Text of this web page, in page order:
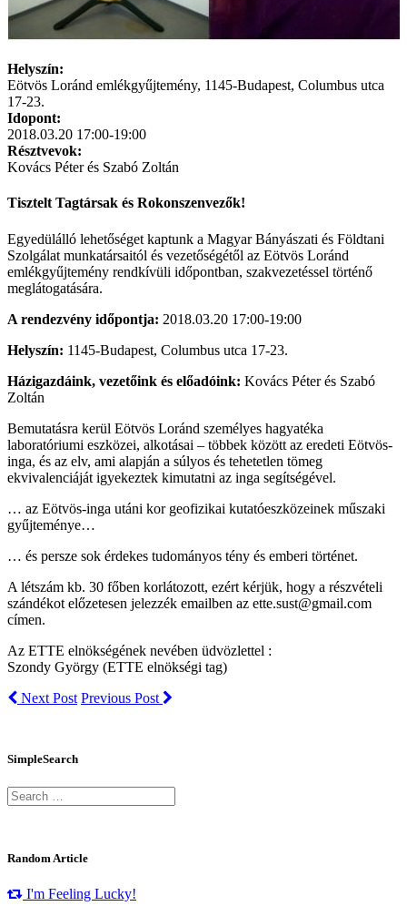
Helyszín:
Eötvös Loránd emlékgyűjtemény, 1145-Budapest, Columbus utca
17-23.
Idopont:
2018.03.20 17:00-19:00
Résztvevok:
Kovács Péter és Szabó Zoltán
Tisztelt Tagtársak és Rokonszenvezők!
Egyedülálló lehetőséget kaptunk a Magyar Bányászati és Földtani
Szolgálat munkatársaitól és vezetőségétől az Eötvös Loránd
emlékgyűjtemény rendkívüli időpontban, szakvezetéssel történő
meglátogatására.
A rendezvény időpontja: 2018.03.20 17:00-19:00
Helyszín: 1145-Budapest, Columbus utca 17-23.
Házigazdáink, vezetőink és előadóink: Kovács Péter és Szabó
Zoltán
Bemutatásra kerül Eötvös Loránd személyes hagyatéka
laboratóriumi eszközei, alkotásai – többek között az eredeti Eötvös-
inga, és az elv, ami alapján a súlyos és tehetetlen tömeg
ekvivalenciáját igyekeztek kimutatni az inga segítségével.
… az Eötvös-inga utáni kor geofizikai kutatóeszközeinek műszaki
gyűjteménye…
… és persze sok érdekes tudományos tény és emberi történet.
A létszám kb. 30 főben korlátozott, ezért kérjük, hogy a részvételi
szándékot előzetesen jelezzék emailben az ette.sust@gmail.com
címen.
Az ETTE elnökségének nevében üdvözlettel :
Szondy György (ETTE elnökségi tag)
Next Post Previous Post
SimpleSearch
Random Article
I'm Feeling Lucky!